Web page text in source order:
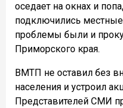
оседает на окнах и
подключились
проблемы были и
Приморского края.
ВМТП не оставил без
населения и устроил
Представителей СМИ